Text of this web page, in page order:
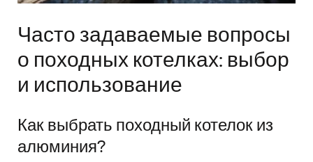
Часто задаваемые вопросы
о походных котелках: выбор
и использование
Как выбрать походный котелок из
алюминия?